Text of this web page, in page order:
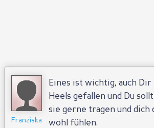
Franziska
Eines ist wichtig, auch Dir
Heels gefallen und Du
sie gerne tragen und dich
wohl fühlen.